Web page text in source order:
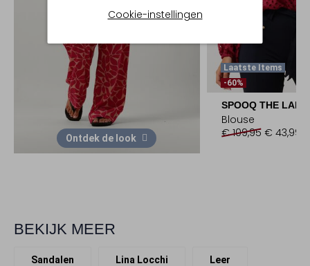
Cookie-instellingen
Ontdek de look
Laatste Items
-60%
SPOOQ THE
Blouse
€ 109,95 € 43,99
BEKIJK MEER
Sandalen Lina Locchi Leer